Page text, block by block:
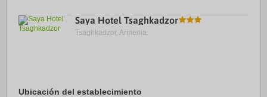
Saya Hotel Tsaghkadzor
Tsaghkadzor, Armenia.
Ubicación del establecimiento